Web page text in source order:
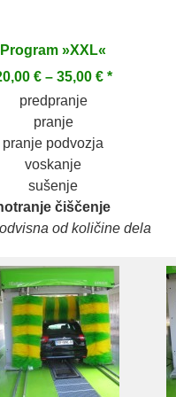
Program »XXL«
€ – 35,00 € *
predpranje
pranje
pranje podvozja
voskanje
sušenje
čiščenje
od količine dela